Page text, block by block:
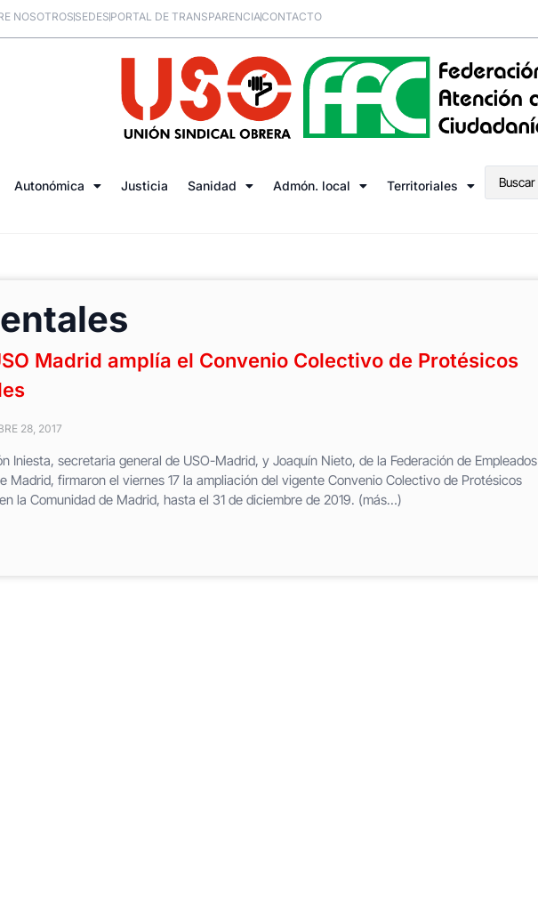
NOSOTROSSEDESPORTAL DE TRANSPARENCIACONTACTO
Autonómica Justicia Sanidad Admón. local Territoriales
Madrid amplía el Convenio Colectivo de Protésicos
28, 2017
Iniesta, secretaria general de USO-Madrid, y Joaquín Nieto, de la Federación de Empleados
Madrid, firmaron el viernes 17 la ampliación del vigente Convenio Colectivo de Protésicos
la Comunidad de Madrid, hasta el 31 de diciembre de 2019. (más…)